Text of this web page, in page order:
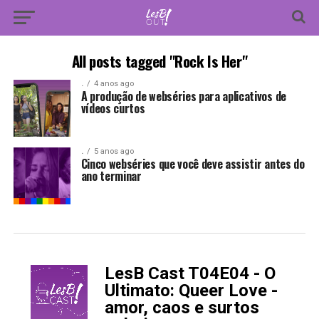
All posts tagged "Rock Is Her"
. 4 anos ago
A produção de webséries para aplicativos de
vídeos curtos
. 5 anos ago
Cinco webséries que você deve assistir antes do
ano terminar
LesB Cast T04E04 - O
Ultimato: Queer Love -
amor, caos e surtos
-